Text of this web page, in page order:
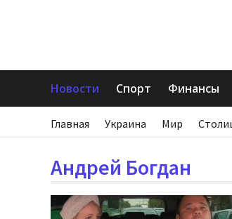
Новости Спорт Финансы
Главная Украина Мир
Андрей Богдан